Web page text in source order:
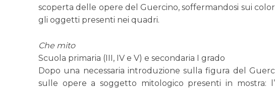
scoperta delle opere del Guercino, soffermandosi sui
gli oggetti presenti nei quadri.
Che mito
Scuola primaria (III, IV e V) e secondaria I grado
Dopo una necessaria introduzione sulla figura del
sulle opere a soggetto mitologico presenti in mostra: